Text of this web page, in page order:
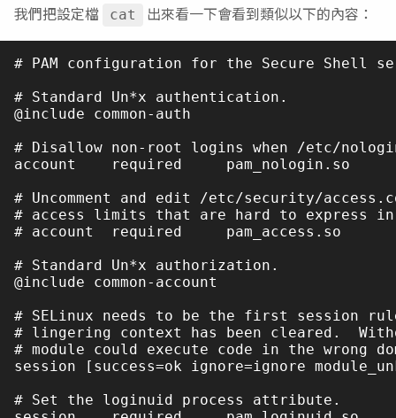
我們把設定檔
cat 出來看一下會看到類似以下的內容：
# PAM configuration for the Secure Shell
# Standard Un*x authentication.
@include common-auth
# Disallow non-root logins when /etc/
account    required     pam_nologin.so
# Uncomment and edit /etc/security/
# access limits that are hard to express in
# account  required     pam_access.so
# Standard Un*x authorization.
@include common-account
# SELinux needs to be the first session
# lingering context has been cleared.
# module could execute code in the wrong
session [success=ok ignore=ignore
# Set the loginuid process attribute.